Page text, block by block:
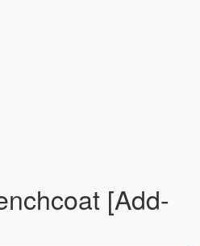
[Add-